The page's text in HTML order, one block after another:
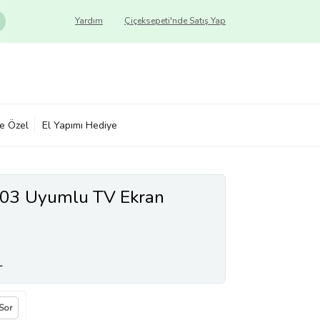
Çiçeksepeti'nde Satış Yap
Yardım
Özel El Yapımı Hediye
Uyumlu TV Ekran